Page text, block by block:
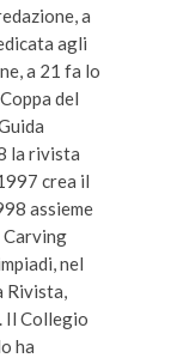
a
agli
a 21 fa lo
del
la rivista
crea il
assieme
Carving
nel
Rivista,
Il Collegio
ha